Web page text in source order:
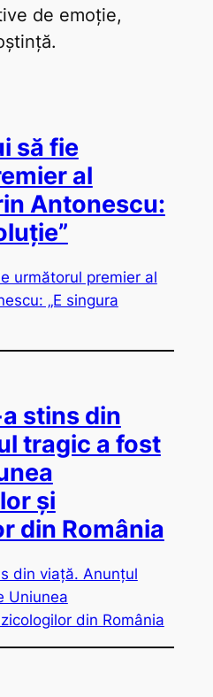
de emoție,
să fie
al
Antonescu:
stins din
tragic a fost
și
din România